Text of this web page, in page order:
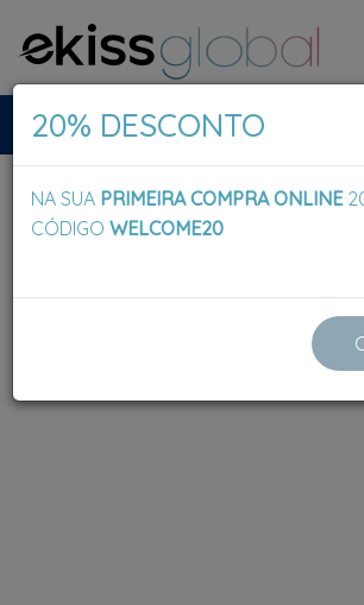
20% DESCONTO
NA SUA PRIMEIRA COMPRA ONLINE
CÓDIGO WELCOME20